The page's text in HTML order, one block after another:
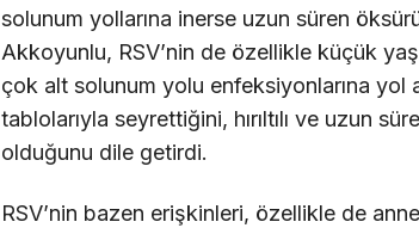
solunum yollarına inerse uzun süren
Akkoyunlu, RSV’nin de özellikle küçük
çok alt solunum yolu enfeksiyonlarına yol
tablolarıyla seyrettiğini, hırıltılı ve uzun
olduğunu dile getirdi.
RSV’nin bazen erişkinleri, özellikle de